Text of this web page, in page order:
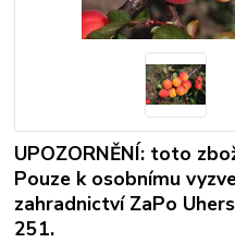
UPOZORNĚNÍ: toto
Pouze k osobnímu
zahradnictví ZaPo
251.